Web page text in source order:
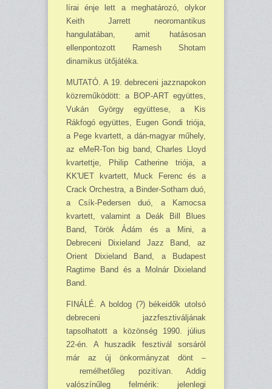
lírai énje lett a meghatározó, olykor
Keith Jarrett neoromantikus
hangulatában, amit hatásosan
ellenpontozott Ramesh Shotam
dinamikus ütő­játéka.
MUTATÓ. A 19. debreceni jazznapokon
közreműködött: a BOP-ART együttes,
Vukán György együttese, a Kis
Rákfogó együttes, Eugen Gondi triója,
a Pege kvartett, a dán-magyar műhely,
az eMeR-Ton big band, Charles Lloyd
kvartettje, Philip Catherine triója, a
KK'UET kvartett, Muck Ferenc és a
Crack Orchestra, a Binder-Sotham duó,
a Csík-Pedersen duó, a Kamocsa
kvartett, valamint a Deák Bill Blues
Band, Török Ádám és a Mini, a
Debreceni Dixieland Jazz Band, az
Orient Dixieland Band, a Budapest
Ragtime Band és a Molnár Dixieland
Band.
FINÁLÉ. A boldog (?) békeidők utolsó
debreceni jazzfesztiváljának
tapsolhatott a kö­zönség 1990. július
22-én. A huszadik fesztivál sorsáról
már az új önkormányzat dönt –
remélhetőleg pozitívan. Addig
valószínűleg felmérik: jelenlegi